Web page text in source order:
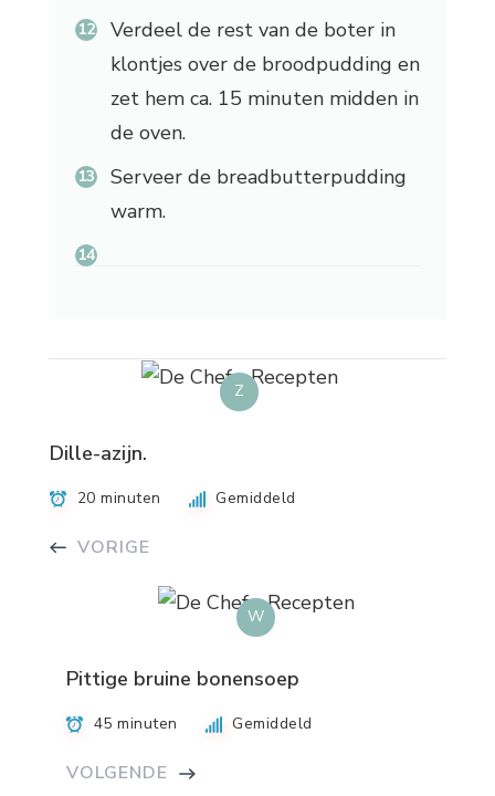
Verdeel de rest van de boter in
klontjes over de broodpudding en
zet hem ca. 15 minuten midden in
de oven.
Serveer de breadbutterpudding
warm.
Z
Dille-azijn.
20 minuten Gemiddeld
VORIGE
W
Pittige bruine bonensoep
45 minuten Gemiddeld
VOLGENDE